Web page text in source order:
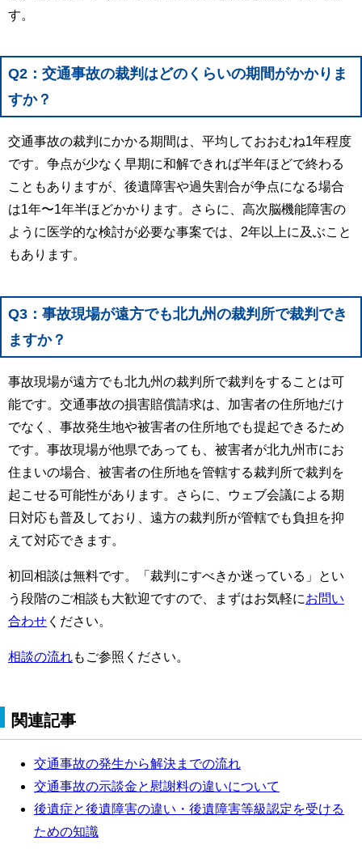
す。
Q2：交通事故の裁判はどのくらいの期間がかかりま
すか？
交通事故の裁判にかかる期間は、平均しておおむね1年程度
です。争点が少なく早期に和解できれば半年ほどで終わる
こともありますが、後遺障害や過失割合が争点になる場合
は1年〜1年半ほどかかります。さらに、高次脳機能障害の
ように医学的な検討が必要な事案では、2年以上に及ぶこと
もあります。
Q3：事故現場が遠方でも北九州の裁判所で裁判でき
ますか？
事故現場が遠方でも北九州の裁判所で裁判をすることは可
能です。交通事故の損害賠償請求は、加害者の住所地だけ
でなく、事故発生地や被害者の住所地でも提起できるため
です。事故現場が他県であっても、被害者が北九州市にお
住まいの場合、被害者の住所地を管轄する裁判所で裁判を
起こせる可能性があります。さらに、ウェブ会議による期
日対応も普及しており、遠方の裁判所が管轄でも負担を抑
えて対応できます。
初回相談は無料です。「裁判にすべきか迷っている」とい
う段階のご相談も大歓迎ですので、まずはお気軽にお問い
合わせ ください。
相談の流れもご参照ください。
関連記事
交通事故の発生から解決までの流れ
交通事故の示談金と慰謝料の違いについて
後遺症と後遺障害の違い・後遺障害等級認定を受ける
ための知識